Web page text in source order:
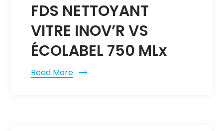
FDS NETTOYANT
VITRE INOV’R VS
ÉCOLABEL 750 MLx
Read More